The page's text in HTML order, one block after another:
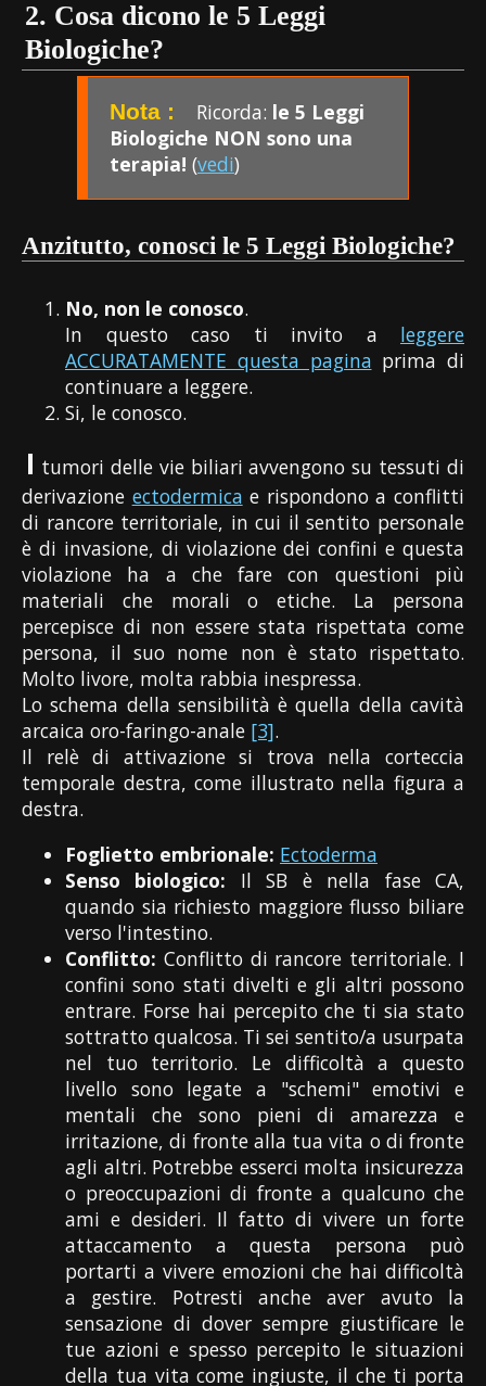
2. Cosa dicono le 5 Leggi
Biologiche?
Ricorda: le 5 Leggi
Biologiche NON sono una
terapia! (vedi)
Anzitutto, conosci le 5 Leggi Biologiche?
No, non le conosco.
In questo caso ti invito a leggere
ACCURATAMENTE questa pagina prima di
continuare a leggere.
Si, le conosco.
I tumori delle vie biliari avvengono su tessuti di
derivazione ectodermica e rispondono a conflitti
di rancore territoriale, in cui il sentito personale
è di invasione, di violazione dei confini e questa
violazione ha a che fare con questioni più
materiali che morali o etiche. La persona
percepisce di non essere stata rispettata come
persona, il suo nome non è stato rispettato.
Molto livore, molta rabbia inespressa.
Lo schema della sensibilità è quella della cavità
arcaica oro-faringo-anale [3].
Il relè di attivazione si trova nella corteccia
temporale destra, come illustrato nella figura a
destra.
Foglietto embrionale: Ectoderma
Senso biologico: Il SB è nella fase CA,
quando sia richiesto maggiore flusso biliare
verso l'intestino.
Conflitto: Conflitto di rancore territoriale. I
confini sono stati divelti e gli altri possono
entrare. Forse hai percepito che ti sia stato
sottratto qualcosa. Ti sei sentito/a usurpata
nel tuo territorio. Le difficoltà a questo
livello sono legate a "schemi" emotivi e
mentali che sono pieni di amarezza e
irritazione, di fronte alla tua vita o di fronte
agli altri. Potrebbe esserci molta insicurezza
o preoccupazioni di fronte a qualcuno che
ami e desideri. Il fatto di vivere un forte
attaccamento a questa persona può
portarti a vivere emozioni che hai difficoltà
a gestire. Potresti anche aver avuto la
sensazione di dover sempre giustificare le
tue azioni e spesso percepito le situazioni
della tua vita come ingiuste, il che ti porta